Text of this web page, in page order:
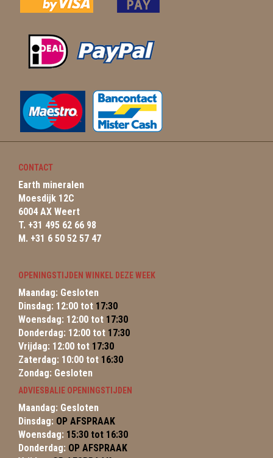
CONTACT
Earth mineralen
Moesdijk 12C
6004 AX Weert
T. +31 495 62 66 98
M. +31 6 50 52 57 47
OPENINGSTIJDEN WINKEL DEZE WEEK
Maandag: Gesloten
Dinsdag: 12:00 tot 17:30
Woensdag: 12:00 tot 17:30
Donderdag: 12:00 tot 17:30
Vrijdag: 12:00 tot 17:30
Zaterdag: 10:00 tot 16:30
Zondag: Gesloten
ADVIESBALIE OPENINGSTIJDEN
Maandag: Gesloten
Dinsdag: OP AFSPRAAK
Woensdag: 15:30 tot 16:30
Donderdag: OP AFSPRAAK